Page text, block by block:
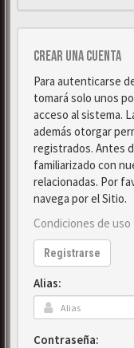
Crear una cuenta
Para autenticarse
tomará solo unos
acceso al sistema.
además otorgar
registrados. Antes
familiarizado con
relacionadas. Por
navega por el Sitio.
Condiciones de uso
Registrarse
Alias:
Contraseña: